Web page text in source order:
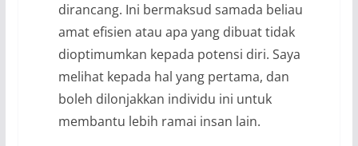
dirancang. Ini bermaksud samada beliau
amat efisien atau apa yang dibuat tidak
dioptimumkan kepada potensi diri. Saya
melihat kepada hal yang pertama, dan
boleh dilonjakkan individu ini untuk
membantu lebih ramai insan lain.